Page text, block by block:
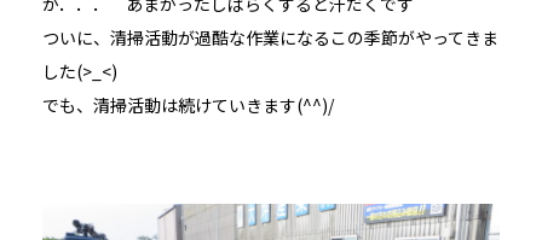
ついに、清掃活動が過酷な作業になるこの季節がやってきま
した(>_<)
でも、清掃活動は続けていきます(^^)/